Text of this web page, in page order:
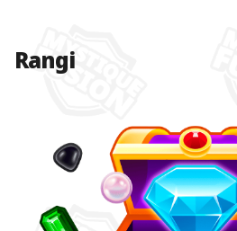
Rangi